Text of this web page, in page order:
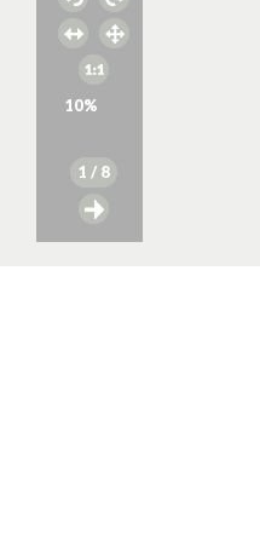
10%
1 / 8